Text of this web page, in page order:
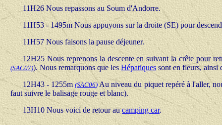
11H26 Nous repassons au Soum d'Andorre.
11H53 - 1495m Nous appuyons sur la droite (SE) pour
11H57 Nous faisons la pause déjeuner.
12H25 Nous reprenons la descente en suivant la crête pour
(SAC07)). Nous remarquons que lesHépatiquessont en fleurs, ainsi
12H43 - 1255m(SAC06) Au niveau du piquet repéré à l'aller,
faut suivre le balisage rouge et blanc).
13H10 Nous voici de retour aucamping car.